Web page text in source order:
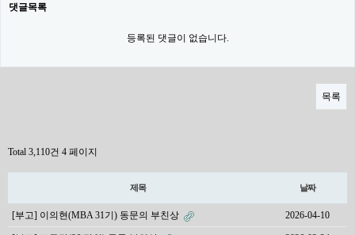
댓글목록
등록된 댓글이 없습니다.
목록
Total 3,110건 4 페이지
제목 날짜
[부고] 이의현(MBA 31기) 동문의 부친상 2026-04-10